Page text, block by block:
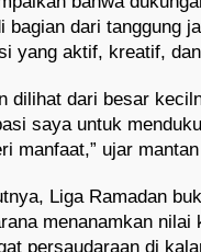
bagian dari tanggung
yang aktif, kreatif,
dilihat dari besar
saya untuk
manfaat,” ujar
Liga Ramadan
menanamkan
persaudaraan di